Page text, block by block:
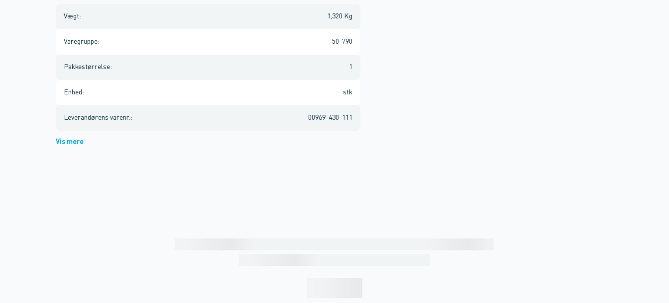
Vægt: 1,320 Kg
Varegruppe: 50-790
Pakkestørrelse: 1
Enhed : stk
Leverandørens varenr. : 00969-430-111
Vis mere